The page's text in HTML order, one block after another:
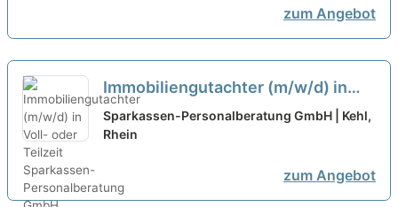
zum Angebot
Immobiliengutachter (m/w/d) in
Voll- oder Teilzeit neu
Sparkassen-Personalberatung GmbH | Kehl,
Rhein
zum Angebot